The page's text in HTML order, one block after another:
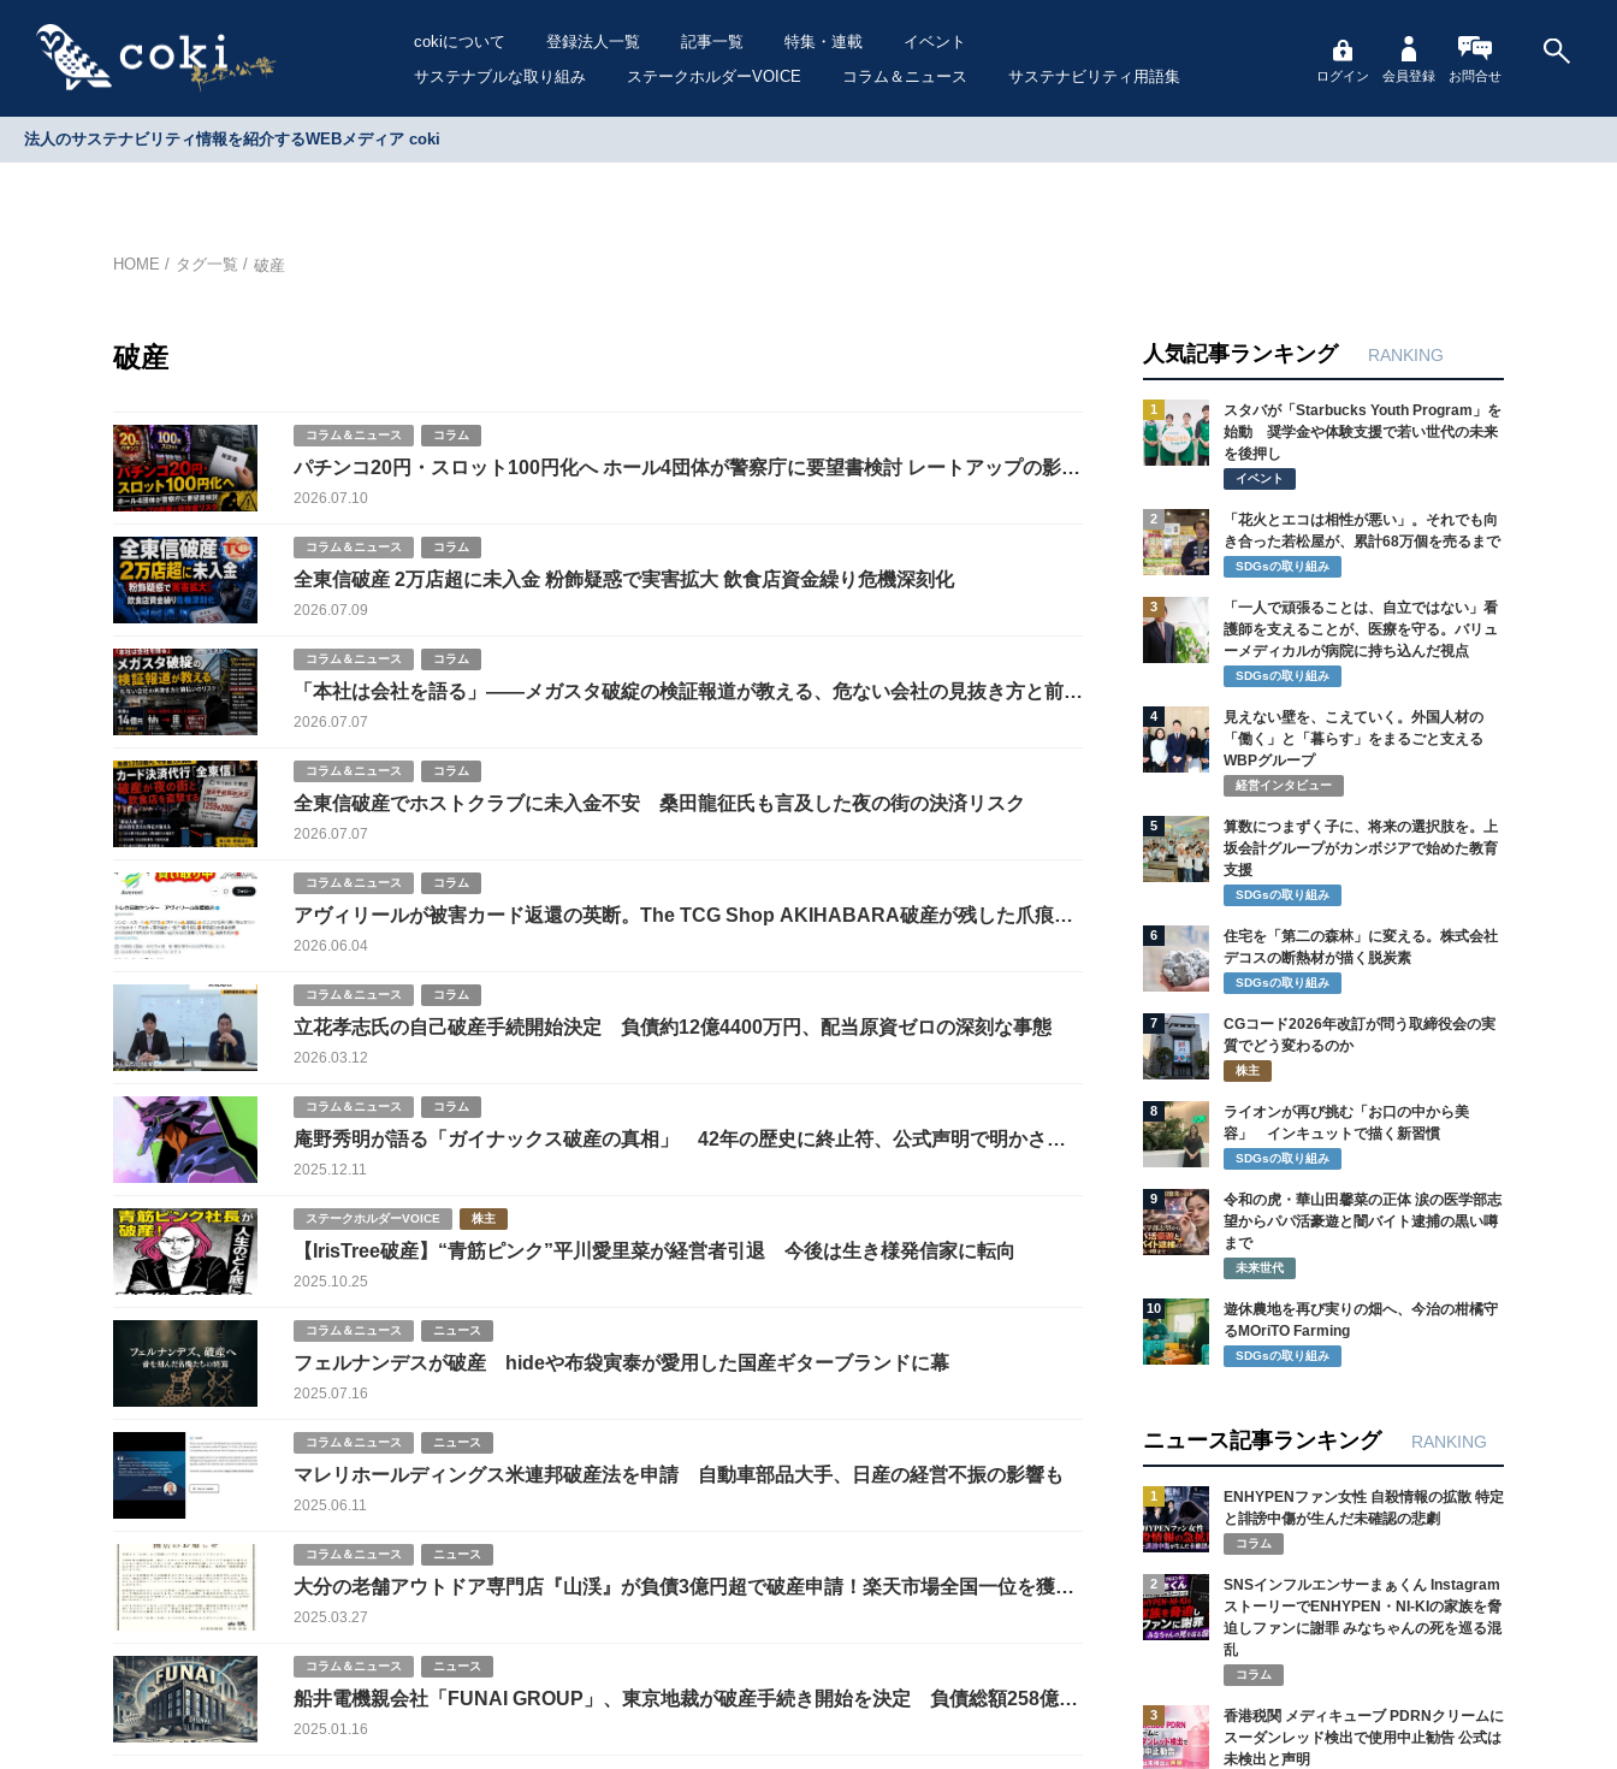
cokiについて 登録法人一覧 記事一覧 特集・連載
イベント
サステナブルな取り組み
ステークホルダーVOICE コラム＆ニュース サステナビリティ用語集 ログイン 会員登録 お問合せ
法人のサステナビリティ情報を紹介するWEBメディア coki
HOME タグ一覧 破産
破産
コラム＆ニュース コラム
パチンコ20円・スロット100円化へ ホール4団体が警察庁に要望書検討 レートアップの影響
と依存症リスク
2026.07.10
コラム＆ニュース コラム
全東信破産 2万店超に未入金 粉飾疑惑で実害拡大 飲食店資金繰り危機深刻化
2026.07.09
コラム＆ニュース コラム
「本社は会社を語る」――メガスタ破綻の検証報道が教える、危ない会社の見抜き方と前払
いのリスク
2026.07.07
コラム＆ニュース コラム
全東信破産でホストクラブに未入金不安 桑田龍征氏も言及した夜の街の決済リスク
2026.07.07
コラム＆ニュース コラム
アヴィリールが被害カード返還の英断。The TCG Shop AKIHABARA破産が残した爪痕と
業界のモラル問う一石
2026.06.04
コラム＆ニュース コラム
立花孝志氏の自己破産手続開始決定 負債約12億4400万円、配当原資ゼロの深刻な事態
2026.03.12
コラム＆ニュース コラム
庵野秀明が語る「ガイナックス破産の真相」 42年の歴史に終止符、公式声明で明かされ
た旧経営陣の問題と権利処理の裏側
2025.12.11
ステークホルダーVOICE 株主
【IrisTree破産】“青筋ピンク”平川愛里菜が経営者引退 今後は生き様発信家に転向
2025.10.25
コラム＆ニュース ニュース
フェルナンデスが破産 hideや布袋寅泰が愛用した国産ギターブランドに幕
2025.07.16
コラム＆ニュース ニュース
マレリホールディングス米連邦破産法を申請 自動車部品大手、日産の経営不振の影響も
2025.06.11
コラム＆ニュース ニュース
大分の老舗アウトドア専門店『山渓』が負債3億円超で破産申請！楽天市場全国一位を獲得
する成功企業が陥った競争激化の舞台裏
2025.03.27
コラム＆ニュース ニュース
船井電機親会社「FUNAI GROUP」、東京地裁が破産手続き開始を決定 負債総額258億円
超 今後の影響は？
2025.01.16
人気記事ランキング RANKING
1
スタバが「Starbucks Youth Program」を
始動 奨学金や体験支援で若い世代の未来
を後押し
イベント
2
「花火とエコは相性が悪い」。それでも向
き合った若松屋が、累計68万個を売るまで
SDGsの取り組み
3
「一人で頑張ることは、自立ではない」看
護師を支えることが、医療を守る。バリュ
ーメディカルが病院に持ち込んだ視点
SDGsの取り組み
4
見えない壁を、こえていく。外国人材の
「働く」と「暮らす」をまるごと支える
WBPグループ
経営インタビュー
5
算数につまずく子に、将来の選択肢を。上
坂会計グループがカンボジアで始めた教育
支援
SDGsの取り組み
6
住宅を「第二の森林」に変える。株式会社
デコスの断熱材が描く脱炭素
SDGsの取り組み
7
CGコード2026年改訂が問う取締役会の実
質でどう変わるのか
株主
8
ライオンが再び挑む「お口の中から美
容」 インキュットで描く新習慣
SDGsの取り組み
9
令和の虎・華山田馨菜の正体 涙の医学部志
望からパパ活豪遊と闇バイト逮捕の黒い噂
まで
未来世代
10
遊休農地を再び実りの畑へ、今治の柑橘守
るMOriTO Farming
SDGsの取り組み
ニュース記事ランキング RANKING
1
ENHYPENファン女性 自殺情報の拡散 特定
と誹謗中傷が生んだ未確認の悲劇
コラム
2
SNSインフルエンサーまぁくん Instagram
ストーリーでENHYPEN・NI-KIの家族を脅
迫しファンに謝罪 みなちゃんの死を巡る混
乱
コラム
3
香港税関 メディキューブ PDRNクリームに
スーダンレッド検出で使用中止勧告 公式は
未検出と声明